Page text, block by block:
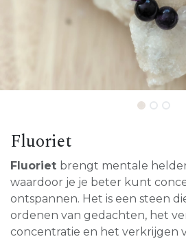
Fluoriet
Fluoriet brengt mentale
waardoor je je beter kunt
ontspannen. Het is een steen
ordenen van gedachten, het
concentratie en het verkrijgen